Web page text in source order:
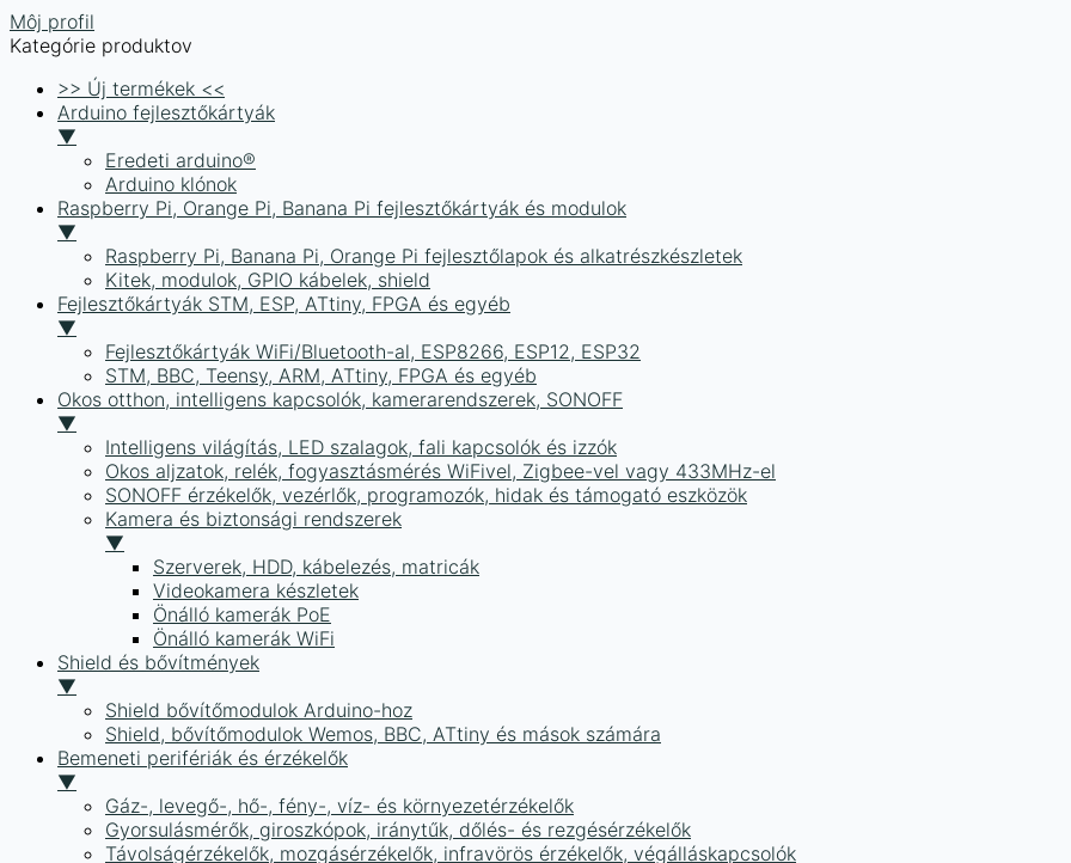
Môj profil
Kategórie produktov
>> Új termékek <<
Arduino fejlesztőkártyák
▼
Eredeti arduino®
Arduino klónok
Raspberry Pi, Orange Pi, Banana Pi fejlesztőkártyák és modulok
▼
Raspberry Pi, Banana Pi, Orange Pi fejlesztőlapok és alkatrészkészletek
Kitek, modulok, GPIO kábelek, shield
Fejlesztőkártyák STM, ESP, ATtiny, FPGA és egyéb
▼
Fejlesztőkártyák WiFi/Bluetooth-al, ESP8266, ESP12, ESP32
STM, BBC, Teensy, ARM, ATtiny, FPGA és egyéb
Okos otthon, intelligens kapcsolók, kamerarendszerek, SONOFF
▼
Intelligens világítás, LED szalagok, fali kapcsolók és izzók
Okos aljzatok, relék, fogyasztásmérés WiFivel, Zigbee-vel vagy 433MHz-el
SONOFF érzékelők, vezérlők, programozók, hidak és támogató eszközök
Kamera és biztonsági rendszerek
▼
Szerverek, HDD, kábelezés, matricák
Videokamera készletek
Önálló kamerák PoE
Önálló kamerák WiFi
Shield és bővítmények
▼
Shield bővítőmodulok Arduino-hoz
Shield, bővítőmodulok Wemos, BBC, ATtiny és mások számára
Bemeneti perifériák és érzékelők
▼
Gáz-, levegő-, hő-, fény-, víz- és környezetérzékelők
Gyorsulásmérők, giroszkópok, iránytűk, dőlés- és rezgésérzékelők
Távolságérzékelők, mozgásérzékelők, infravörös érzékelők, végálláskapcsolók